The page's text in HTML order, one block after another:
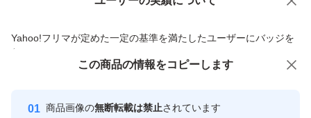
Yahoo!フリマが定めた一定の基準を満たしたユーザーにバッジを
付与しています
安心取引出品者
心・安全なユーザーです
価格の相談 商品への質問
この商品の情報をコピーします
商品画像の無断転載は禁止されています
この商品をみている人にオススメ